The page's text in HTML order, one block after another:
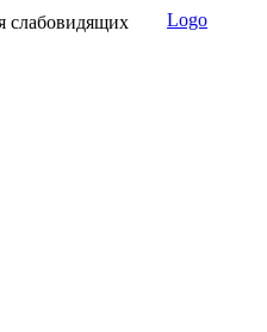
слабовидящих Logo